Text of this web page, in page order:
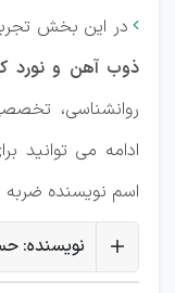
 در این بخش
ذوب آهن و نورد
روانشناسی،
ادامه می توانید
اسم نویسنده ضربه
نویسنده: